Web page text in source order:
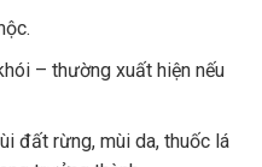
– thường xuất hiện nếu
đất rừng, mùi da, thuốc lá